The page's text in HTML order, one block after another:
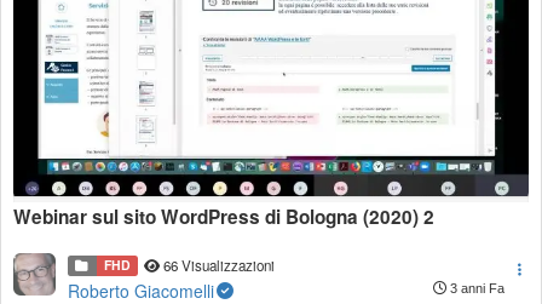
Webinar sul sito WordPress di Bologna (2020) 2
FHD 66 Visualizzazioni
Roberto Giacomelli 3 anni Fa